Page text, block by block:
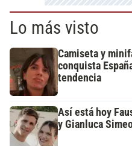
Lo más visto
Camiseta y
conquista
tendencia
Así está hoy
y Gianluca